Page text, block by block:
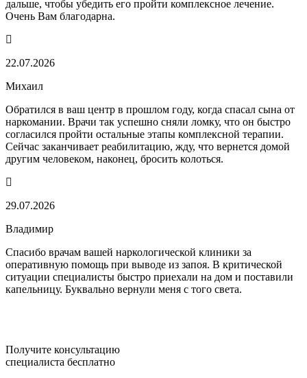
дальше, чтобы убедить его пройти комплексное лечение.
Очень Вам благодарна.
22.07.2026
Михаил
Обратился в ваш центр в прошлом году, когда спасал сына от
наркомании. Врачи так успешно сняли ломку, что он быстро
согласился пройти остальные этапы комплексной терапии.
Сейчас заканчивает реабилитацию, жду, что вернется домой
другим человеком, наконец, бросить колоться.
29.07.2026
Владимир
Спасибо врачам вашей наркологической клиники за
оперативную помощь при выводе из запоя. В критической
ситуации специалисты быстро приехали на дом и поставили
капельницу. Буквально вернули меня с того света.
Получите консультацию
специалиста бесплатно